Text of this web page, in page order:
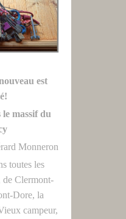
est
le massif du
Monneron
toutes les
de Clermont-
Dore, la
campeur,